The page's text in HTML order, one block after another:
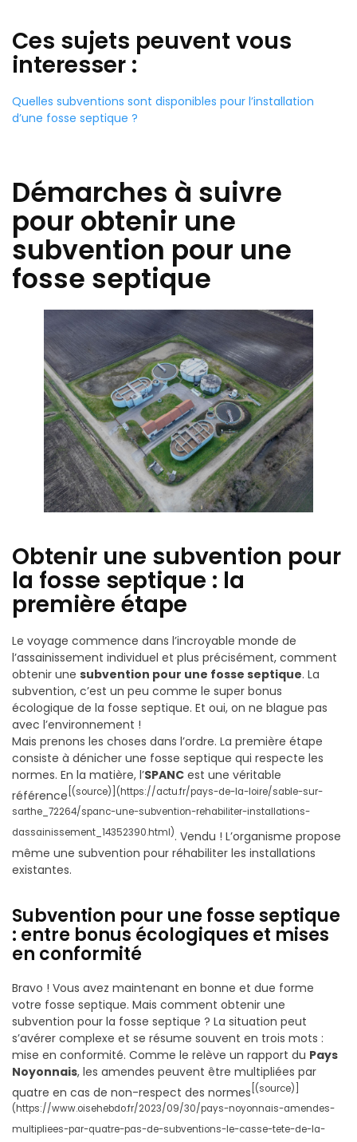
Ces sujets peuvent vous
interesser :
Quelles subventions sont disponibles pour l’installation
d’une fosse septique ?
Démarches à suivre
pour obtenir une
subvention pour une
fosse septique
Obtenir une subvention pour
la fosse septique : la
première étape
Le voyage commence dans l’incroyable monde de
l’assainissement individuel et plus précisément, comment
obtenir une subvention pour une fosse septique. La
subvention, c’est un peu comme le super bonus
écologique de la fosse septique. Et oui, on ne blague pas
avec l’environnement !
Mais prenons les choses dans l’ordre. La première étape
consiste à dénicher une fosse septique qui respecte les
normes. En la matière, l’SPANC est une véritable
référence [(source)](https://actu.fr/pays-de-la-loire/sable-sur-
sarthe_72264/spanc-une-subvention-rehabiliter-installations-
dassainissement_14352390.html). Vendu ! L’organisme propose
même une subvention pour réhabiliter les installations
existantes.
Subvention pour une fosse septique
: entre bonus écologiques et mises
en conformité
Bravo ! Vous avez maintenant en bonne et due forme
votre fosse septique. Mais comment obtenir une
subvention pour la fosse septique ? La situation peut
s’avérer complexe et se résume souvent en trois mots :
mise en conformité. Comme le relève un rapport du Pays
Noyonnais, les amendes peuvent être multipliées par
quatre en cas de non-respect des normes [(source)]
(https://www.oisehebdo.fr/2023/09/30/pays-noyonnais-amendes-
multipliees-par-quatre-pas-de-subventions-le-casse-tete-de-la-